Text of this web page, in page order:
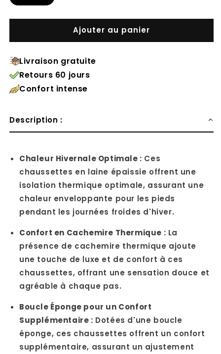
Ajouter au panier
Livraison gratuite
Retours 60 jours
Confort intense
Description :
Chaleur Hivernale Optimale : Ces
chaussettes en laine épaissie offrent une
isolation thermique optimale, assurant une
chaleur enveloppante pour les pieds
pendant les journées froides d'hiver.
Confort en Cachemire Thermique : La
présence de cachemire thermique ajoute
une touche de luxe et de confort à ces
chaussettes, offrant une sensation douce et
agréable à chaque pas.
Boucle Éponge pour un Confort
Supplémentaire : Dotées d'une boucle
éponge, ces chaussettes offrent un confort
supplémentaire, assurant un ajustement